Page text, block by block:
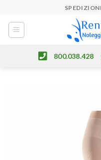
content
800.038.428